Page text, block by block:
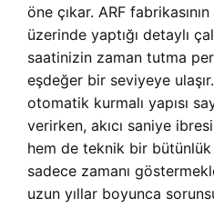
öne çıkar. ARF
üzerinde yaptığı detaylı
saatinizin zaman tutma
eşdeğer bir seviyeye
otomatik kurmalı yapısı
verirken, akıcı saniye
hem de teknik bir bütünlük
sadece zamanı
uzun yıllar boyunca